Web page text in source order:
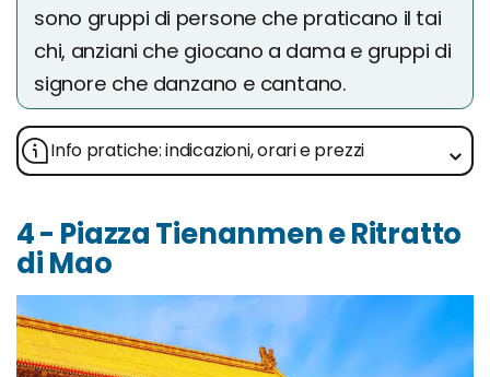
sono gruppi di persone che praticano il tai
chi, anziani che giocano a dama e gruppi di
signore che danzano e cantano.
Info pratiche: indicazioni, orari e prezzi
4 - Piazza Tienanmen e Ritratto
di Mao